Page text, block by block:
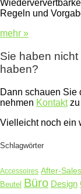
Regeln und
mehr »
Sie haben
haben?
Dann schauen Sie
nehmen Kontaktzu
Vielleicht noch ein
Schlagwörter
Accessoires After-
Beutel Büro Design